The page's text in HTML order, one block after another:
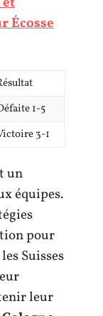
Écosse
1-5
3-1
un
équipes.
pour
Suisses
leur